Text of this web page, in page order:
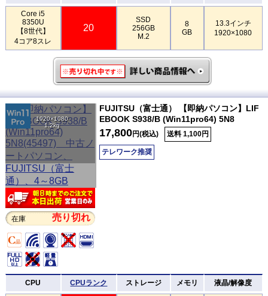
Core i5
8350U
【8世代】
4コア8スレ
20
SSD
256GB
M.2
8
GB
13.3インチ
1920×1080
1920×1080
1.2kg
在庫 売り切れ
FUJITSU（富士通） 【即納パソコン】LIF
EBOOK S938/B (Win11pro64) 5N8
17,800円(税込) 送料 1,100円
テレワーク推奨
CPU CPUランク ストレージ メモリ 液晶/解像度